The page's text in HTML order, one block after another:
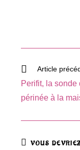
Read
articles
Article
Perifit, la sonde
périnée à la
VOUS